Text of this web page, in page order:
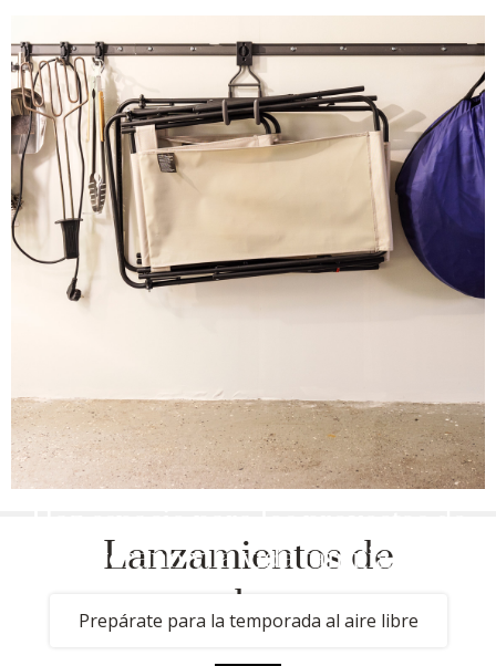
verano y la vida familiar
Prepárate para la temporada al aire libre
Lanzamientos de
productos